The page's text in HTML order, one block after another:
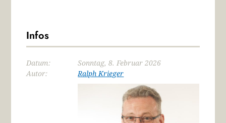
Infos
Datum:
Sonntag, 8. Februar 2026
Autor:
Ralph Krieger